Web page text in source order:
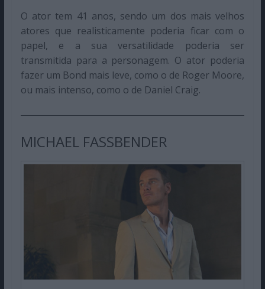
O ator tem 41 anos, sendo um dos mais velhos
atores que realisticamente poderia ficar com o
papel, e a sua versatilidade poderia ser
transmitida para a personagem. O ator poderia
fazer um Bond mais leve, como o de Roger Moore,
ou mais intenso, como o de Daniel Craig.
MICHAEL FASSBENDER